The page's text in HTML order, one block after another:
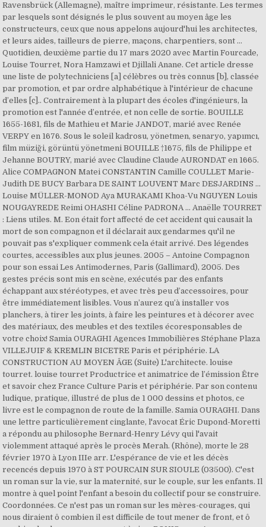
Ravensbrück (Allemagne), maître imprimeur, résistante. Les termes
par lesquels sont désignés le plus souvent au moyen âge les
constructeurs, ceux que nous appelons aujourd'hui les architectes,
et leurs aides, tailleurs de pierre, maçons, charpentiers, sont …
Quotidien, deuxième partie du 17 mars 2020 avec Martin Fourcade,
Louise Tourret, Nora Hamzawi et Djillali Anane. Cet article dresse
une liste de polytechniciens [a] célèbres ou très connus [b], classée
par promotion, et par ordre alphabétique à l'intérieur de chacune
d’elles [c].. Contrairement à la plupart des écoles d'ingénieurs, la
promotion est l'année d’entrée, et non celle de sortie. BOUILLE
1655-1681, fils de Mathieu et Marie JANDOT, marié avec Renée
VERPY en 1676. Sous le soleil kadrosu, yönetmen, senaryo, yapımcı,
film müziği, görüntü yönetmeni BOUILLE †1675, fils de Philippe et
Jehanne BOUTRY, marié avec Claudine Claude AURONDAT en 1665.
Alice COMPAGNON Matei CONSTANTIN Camille COULLET Marie-
Judith DE BUCY Barbara DE SAINT LOUVENT Marc DESJARDINS ...
Louise MÜLLER-MONOD Aya MURAKAMI Khoa-Vu NGUYEN Louis
NOUGAYREDE Reimi OHASHI Céline PADRONA ... Anaëlle TOURRET
: Liens utiles. M. Eon était fort affecté de cet accident qui causait la
mort de son compagnon et il déclarait aux gendarmes qu'il ne
pouvait pas s'expliquer commenk cela était arrivé. Des légendes
courtes, accessibles aux plus jeunes. 2005 – Antoine Compagnon
pour son essai Les Antimodernes, Paris (Gallimard), 2005. Des
gestes précis sont mis en scène, exécutés par des enfants
échappant aux stéréotypes, et avec très peu d’accessoires, pour
être immédiatement lisibles. Vous n’aurez qu’à installer vos
planchers, à tirer les joints, à faire les peintures et à décorer avec
des matériaux, des meubles et des textiles écoresponsables de
votre choix! Samia OURAGHI Agences Immobilières Stéphane Plaza
VILLEJUIF & KREMLIN BICETRE Paris et périphérie. LA
CONSTRUCTION AU MOYEN ÂGE (Suite) L'architecte. louise
tourret. louise tourret Productrice et animatrice de l’émission Être
et savoir chez France Culture Paris et périphérie. Par son contenu
ludique, pratique, illustré de plus de 1 000 dessins et photos, ce
livre est le compagnon de route de la famille. Samia OURAGHI. Dans
une lettre particulièrement cinglante, l'avocat Éric Dupond-Moretti
a répondu au philosophe Bernard-Henry Lévy qui l'avait
violemment attaqué après le procès Merah. (Rhône), morte le 28
février 1970 à Lyon IIIe arr. L'espérance de vie et les décès
recencés depuis 1970 à ST POURCAIN SUR SIOULE (03500). C'est
un roman sur la vie, sur la maternité, sur le couple, sur les enfants. Il
montre à quel point l'enfant a besoin du collectif pour se construire.
Coordonnées. Ce n'est pas un roman sur les mères-courages, qui
nous diraient ô combien il est difficile de tout mener de front, et ô